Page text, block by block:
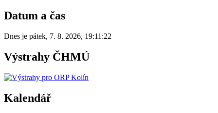
Datum a čas
Dnes je pátek, 7. 8. 2026, 19:11:22
Výstrahy ČHMÚ
Kalendář